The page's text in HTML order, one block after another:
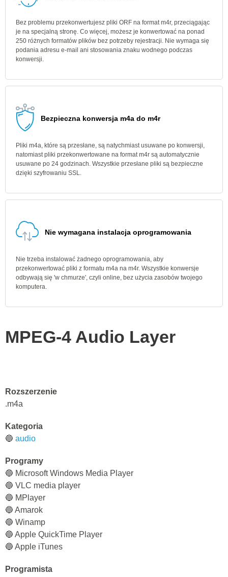
Bez problemu przekonwertujesz pliki ORF na format m4r, przeciągając
je na specjalną stronę. Co więcej, możesz je konwertować na ponad
250 różnych formatów plików bez potrzeby rejestracji. Nie wymaga się
podania adresu e-mail ani stosowania znaku wodnego podczas
konwersji.
Bezpieczna konwersja m4a do m4r
Pliki m4a, które są przesłane, są natychmiast usuwane po konwersji,
natomiast pliki przekonwertowane na format m4r są automatycznie
usuwane po 24 godzinach. Wszystkie przesłane pliki są bezpieczne
dzięki szyfrowaniu SSL.
Nie wymagana instalacja oprogramowania
Nie trzeba instalować żadnego oprogramowania, aby
przekonwertować pliki z formatu m4a na m4r. Wszystkie konwersje
odbywają się 'w chmurze', czyli online, bez użycia zasobów twojego
komputera.
MPEG-4 Audio Layer
Rozszerzenie
.m4a
Kategoria
🔵 audio
Programy
🔵 Microsoft Windows Media Player
🔵 VLC media player
🔵 MPlayer
🔵 Amarok
🔵 Winamp
🔵 Apple QuickTime Player
🔵 Apple iTunes
Programista